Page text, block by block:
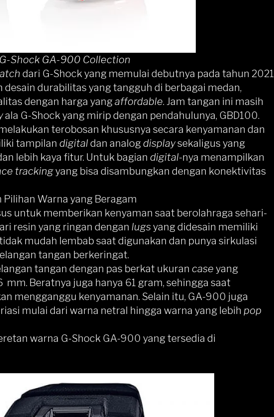
G-Shock GA-900 Collection
dari G-Shock yang memulai debutnya pada tahun 2021
desain durabilitas yang tangguh di berbagai medan,
dengan harga yangaffordable. Jam tangan ini masih
ala G-Shockyang mirip dengan pendahulunya, GBD100.
terobosan khususnya secara kenyamanan dan
tampilan digitaldan analog displaysekaligus yang
lebih kaya fitur. Untuk bagian digital-nya menampilkan
trackingyang bisa disambungkan dengan konektivitas
Pilihan Warna yang Beragam
untuk memberikan kenyaman saat berolahraga sehari-
resin yang ringan dengan lugsyang didesain memiliki
mudah lembab saat digunakan dan punya sirkulasi
tangan berkeringat.
tangan dengan pas berkat ukuran case yang
mm. Beratnya juga hanya 61 gram, sehingga saat
mengganggu kenyamanan. Selain itu, GA-900 juga
mulai dari warna netral hingga warna yang lebih pop
warna G-Shock GA-900 yang tersedia di